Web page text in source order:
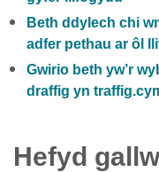
Beth ddylech chi
adfer pethau ar ôl
Gwirio beth yw’r
draffig yn
Hefyd